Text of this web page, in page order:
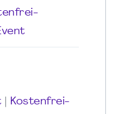
Kostenfrei-